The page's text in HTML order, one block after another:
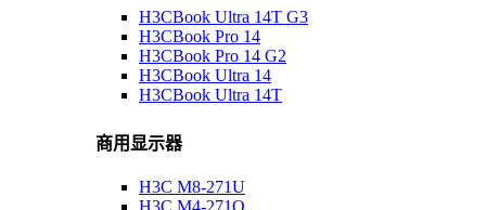
H3CBook Ultra 14T G3
H3CBook Pro 14
H3CBook Pro 14 G2
H3CBook Ultra 14
H3CBook Ultra 14T
商用显示器
H3C M8-271U
H3C M4-271Q